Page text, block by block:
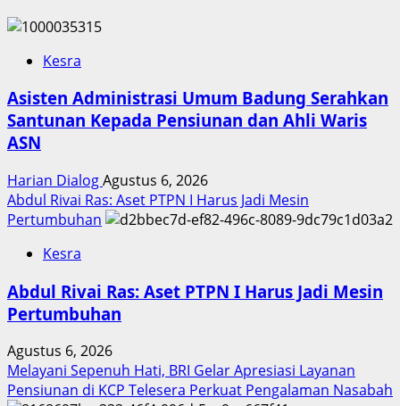
Kesra
Asisten Administrasi Umum Badung Serahkan
Santunan Kepada Pensiunan dan Ahli Waris
ASN
Harian DialogAgustus 6, 2026
Abdul Rivai Ras: Aset PTPN I Harus Jadi Mesin
Pertumbuhan
Kesra
Abdul Rivai Ras: Aset PTPN I Harus Jadi Mesin
Pertumbuhan
Agustus 6, 2026
Melayani Sepenuh Hati, BRI Gelar Apresiasi Layanan
Pensiunan di KCP Telesera Perkuat Pengalaman Nasabah